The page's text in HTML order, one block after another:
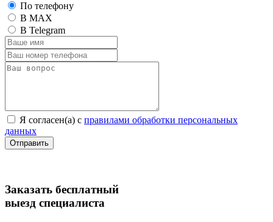
По телефону
В MAX
В Telegram
Я согласен(а) c правилами обработки персональных
данных
Отправить
Заказать бесплатный
выезд специалиста